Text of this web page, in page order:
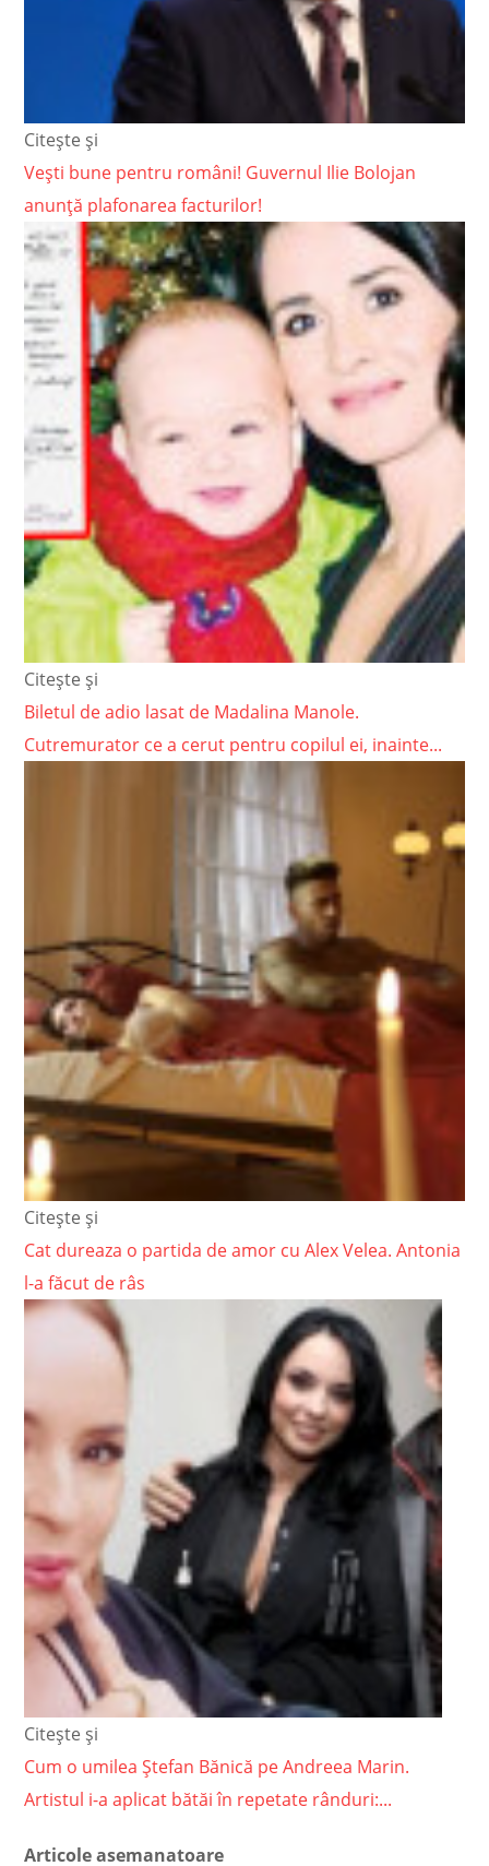
Citește și
Vești bune pentru români! Guvernul Ilie Bolojan
anunță plafonarea facturilor!
Citește și
Biletul de adio lasat de Madalina Manole.
Cutremurator ce a cerut pentru copilul ei, inainte...
Citește și
Cat dureaza o partida de amor cu Alex Velea. Antonia
l-a făcut de râs
Citește și
Cum o umilea Ștefan Bănică pe Andreea Marin.
Artistul i-a aplicat bătăi în repetate rânduri:...
Articole asemanatoare